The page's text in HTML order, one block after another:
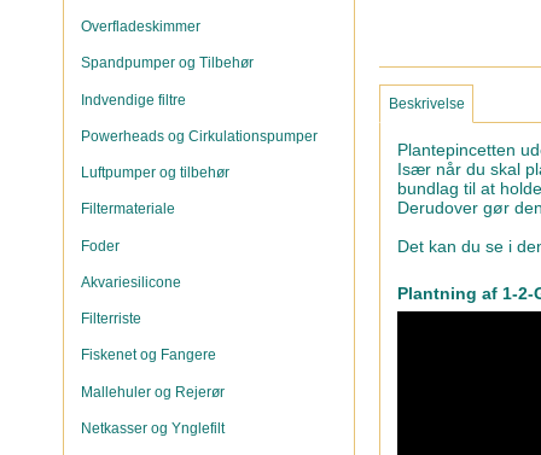
Overfladeskimmer
Spandpumper og Tilbehør
Indvendige filtre
Powerheads og Cirkulationspumper
Luftpumper og tilbehør
Filtermateriale
Foder
Akvariesilicone
Filterriste
Fiskenet og Fangere
Mallehuler og Rejerør
Netkasser og Ynglefilt
Beskrivelse
Plantepincetten
Især når du skal
bundlag til at
Derudover gør
Det kan du se i
Plantning af 1-